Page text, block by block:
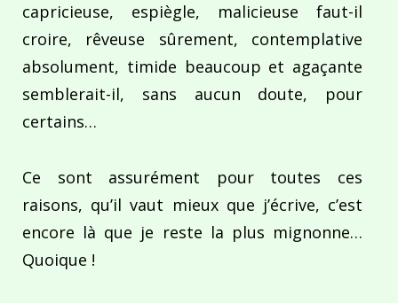
capricieuse, espiègle, malicieuse faut-il
croire, rêveuse sûrement, contemplative
absolument, timide beaucoup et agaçante
semblerait-il, sans aucun doute, pour
certains…
Ce sont assurément pour toutes ces
raisons, qu’il vaut mieux que j’écrive, c’est
encore là que je reste la plus mignonne…
Quoique !